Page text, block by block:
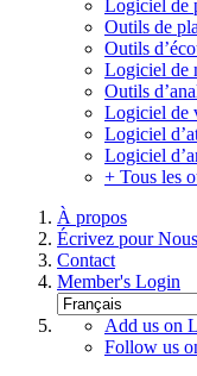
Logiciel de
Outils de
Outils
Logiciel de
Outils
Logiciel de
Logiciel
Logiciel
+ Tous les
À propos
Écrivez pour Nous
Contact
Member's Login
Add us on
Follow us